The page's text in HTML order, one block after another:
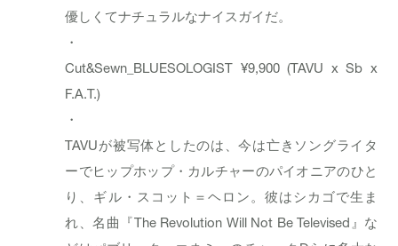
優しくてナチュラルなナイスガイだ。
・
Cut&Sewn_ BLUESOLOGIST ¥9,900 (TAVU x Sb x
F.A.T.)
・
TAVUが被写体としたのは、今は亡きソングライタ
ーでヒップホップ・カルチャーのパイオニアのひと
り、ギル・スコット＝ヘロン。彼はシカゴで生ま
れ、名曲『The Revolution Will Not Be Televised』な